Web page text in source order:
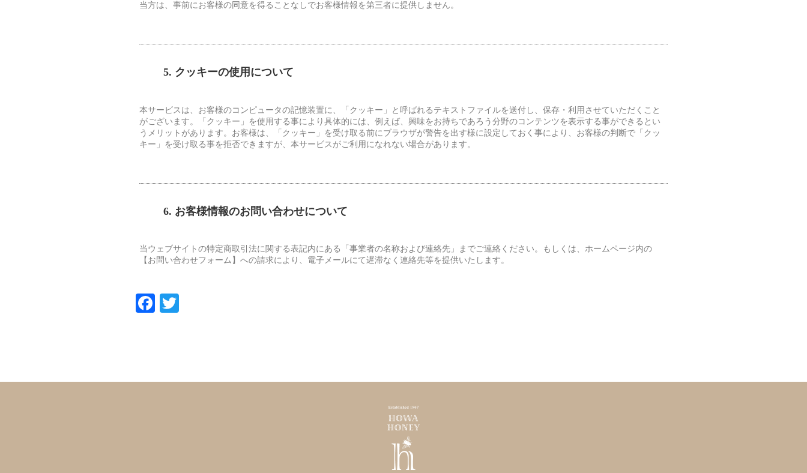
当方は、事前にお客様の同意を得ることなしでお客様情報を第三者に提供しません。
5. クッキーの使用について
本サービスは、お客様のコンピュータの記憶装置に、「クッキー」と呼ばれるテキストファイルを送付し、保存・利用させていただくこと
がございます。「クッキー」を使用する事により具体的には、例えば、興味をお持ちであろう分野のコンテンツを表示する事ができるとい
うメリットがあります。お客様は、「クッキー」を受け取る前にブラウザが警告を出す様に設定しておく事により、お客様の判断で「クッ
キー」を受け取る事を拒否できますが、本サービスがご利用になれない場合があります。
6. お客様情報のお問い合わせについて
当ウェブサイトの特定商取引法に関する表記内にある「事業者の名称および連絡先」までご連絡ください。もしくは、ホームページ内の
【お問い合わせフォーム】への請求により、電子メールにて遅滞なく連絡先等を提供いたします。
Fa